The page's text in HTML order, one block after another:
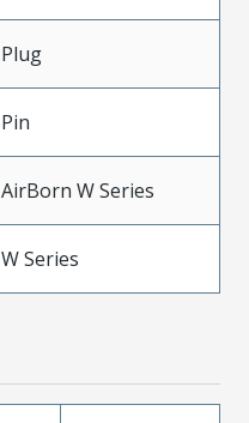
Plug
Pin
AirBorn W Series
W Series